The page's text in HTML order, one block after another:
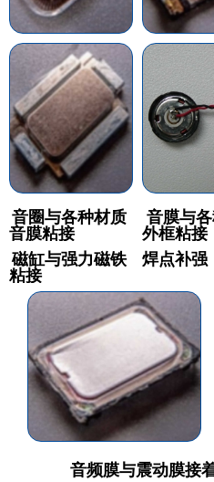
音圈与各种材质
音膜粘接
音膜与
外框粘接
磁缸与强力磁铁
粘接
焊点补强
音频膜与震动膜接